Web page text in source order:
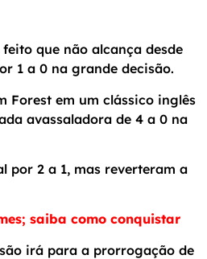
que não alcança desde
1 a 0 na grande decisão.
Forest em um clássico inglês
avassaladora de 4 a 0 na
por 2 a 1, mas reverteram a
saiba como conquistar
irá para a prorrogação de